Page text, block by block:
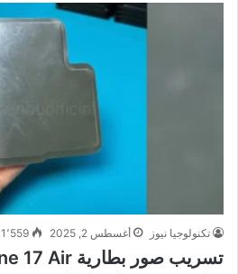
تكنولوجيا نيوز أغسطس 2, 2025 1٬559